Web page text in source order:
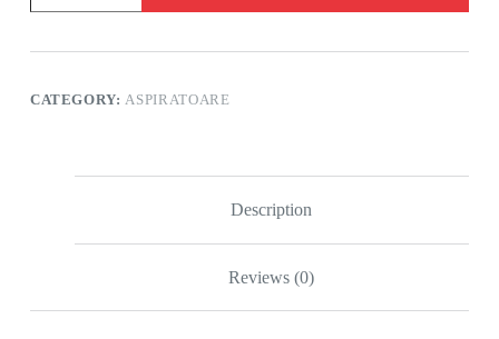
CATEGORY:ASPIRATOARE
Description
Reviews (0)